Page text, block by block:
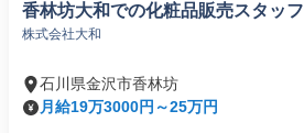
香林坊大和での化粧品販売スタッフ
株式会社大和
石川県金沢市香林坊
月給19万3000円～25万円